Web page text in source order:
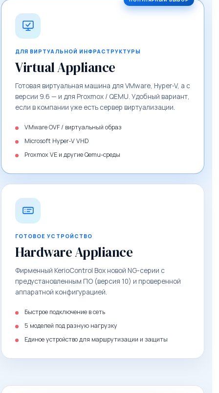
ДЛЯ ВИРТУАЛЬНОЙ ИНФРАСТРУКТУРЫ
Virtual Appliance
Готовая виртуальная машина для VMware, Hyper‑V, а с
версии 9.6 — и для Proxmox / QEMU. Удобный вариант,
если в компании уже есть сервер виртуализации.
VMware OVF / виртуальный образ
Microsoft Hyper‑V VHD
Proxmox VE и другие Qemu-среды
ГОТОВОЕ УСТРОЙСТВО
Hardware Appliance
Фирменный KerioControl Box новой NG-серии с
предустановленным ПО (версия 10) и проверенной
аппаратной конфигурацией.
Быстрое подключение в сеть
5 моделей под разную нагрузку
Единое устройство для маршрутизации и защиты